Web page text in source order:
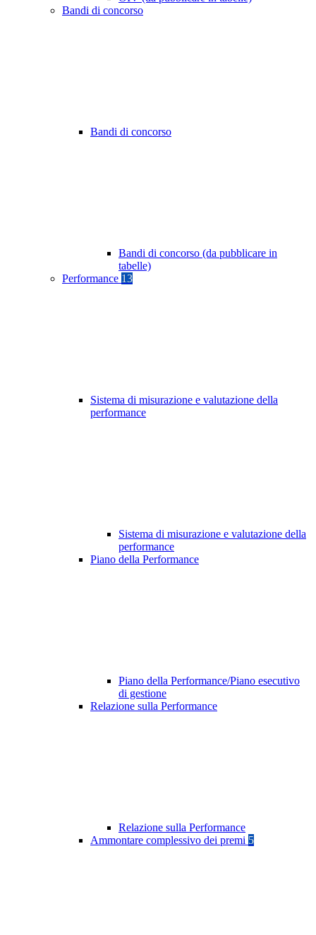
Bandi di concorso
Bandi di concorso
Bandi di concorso (da pubblicare in
tabelle)
Performance 13
Sistema di misurazione e valutazione della
performance
Sistema di misurazione e valutazione della
performance
Piano della Performance
Piano della Performance/Piano esecutivo
di gestione
Relazione sulla Performance
Relazione sulla Performance
Ammontare complessivo dei premi 5